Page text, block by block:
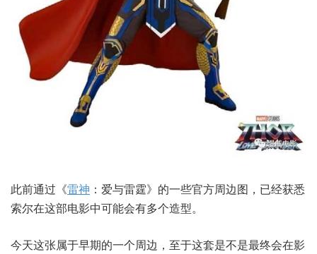
此前通过《雷神 ：爱与雷霆》的一些官方周边图，已经获悉
索尔在这部电影中可能会有多个造型。
今天这张属于早期的一个周边，至于这套是不是最终会在影